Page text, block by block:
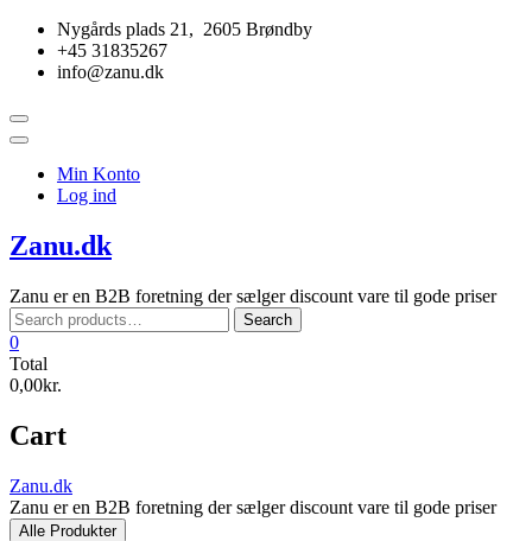
Skip
content
Nygårds plads 21, 2605 Brøndby
+45 31835267
info@zanu.dk
Topbar
Menu
Min Konto
Log ind
Zanu.dk
Zanu er en B2B foretning der sælger discount vare til gode priser
Search
for:
Search
0
Total
0,00kr.
Cart
Zanu.dk
Zanu er en B2B foretning der sælger discount vare til gode priser
Alle Produkter